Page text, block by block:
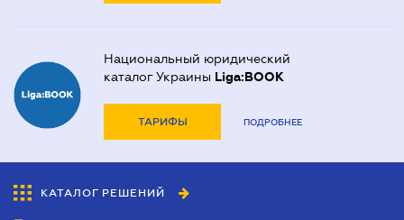
Национальный юридический
каталог Украины Liga:BOOK
ТАРИФЫ ПОДРОБНЕЕ
КАТАЛОГ РЕШЕНИЙ